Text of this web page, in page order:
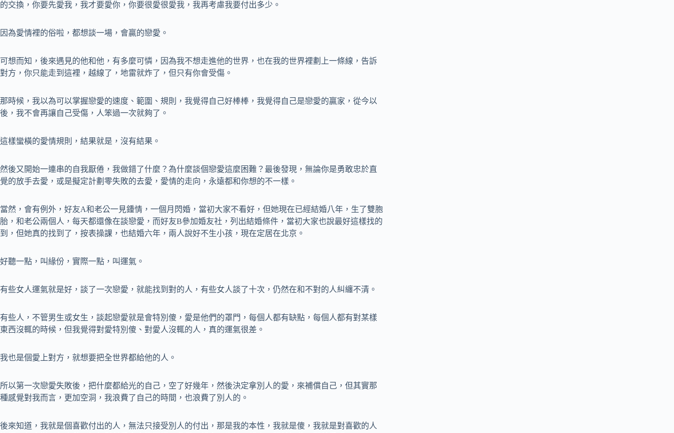
的交換，你要先愛我，我才要愛你，你要很愛很愛我，我再考慮我要付出多少。
因為愛情裡的俗啦，都想談一場，會贏的戀愛。
可想而知，後來遇見的他和他，有多麼可憐，因為我不想走進他的世界，也在我的世界裡劃上一條線，告訴
對方，你只能走到這裡，越線了，地雷就炸了，但只有你會受傷。
那時候，我以為可以掌握戀愛的速度、範圍、規則，我覺得自己好棒棒，我覺得自己是戀愛的贏家，從今以
後，我不會再讓自己受傷，人笨過一次就夠了。
這樣蠻橫的愛情規則，結果就是，沒有結果。
然後又開始一連串的自我厭倦，我做錯了什麼？為什麼談個戀愛這麼困難？最後發現，無論你是勇敢忠於直
覺的放手去愛，或是擬定計劃零失敗的去愛，愛情的走向，永遠都和你想的不一樣。
當然，會有例外，好友A和老公一見鍾情，一個月閃婚，當初大家不看好，但她現在已經結婚八年，生了雙胞
胎，和老公兩個人，每天都還像在談戀愛，而好友B參加婚友社，列出結婚條件，當初大家也說最好這樣找的
到，但她真的找到了，按表操課，也結婚六年，兩人說好不生小孩，現在定居在北京。
好聽一點，叫緣份，實際一點，叫運氣。
有些女人運氣就是好，談了一次戀愛，就能找到對的人，有些女人談了十次，仍然在和不對的人糾纏不清。
有些人，不管男生或女生，談起戀愛就是會特別傻，愛是他們的罩門，每個人都有缺點，每個人都有對某樣
東西沒輒的時候，但我覺得對愛特別傻、對愛人沒輒的人，真的運氣很差。
我也是個愛上對方，就想要把全世界都給他的人。
所以第一次戀愛失敗後，把什麼都給光的自己，空了好幾年，然後決定拿別人的愛，來補償自己，但其實那
種感覺對我而言，更加空洞，我浪費了自己的時間，也浪費了別人的。
後來知道，我就是個喜歡付出的人，無法只接受別人的付出，那是我的本性，我就是傻，我就是對喜歡的人